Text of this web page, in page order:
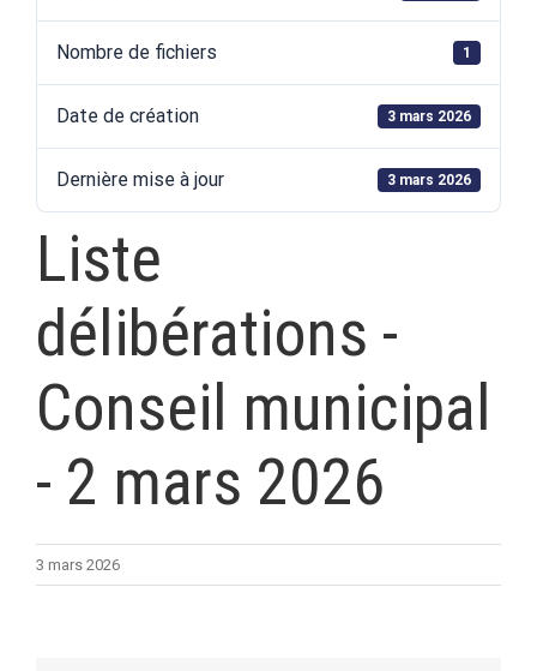
Nombre de fichiers 1
Date de création 3 mars 2026
Dernière mise à jour 3 mars 2026
Liste
délibérations -
Conseil municipal
- 2 mars 2026
3 mars 2026